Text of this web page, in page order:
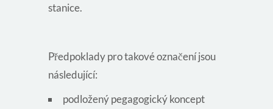
stanice.
Předpoklady pro takové označení jsou
následující:
podložený pegagogický koncept